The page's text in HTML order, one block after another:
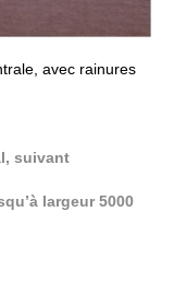
avec rainures
suivant
largeur 5000